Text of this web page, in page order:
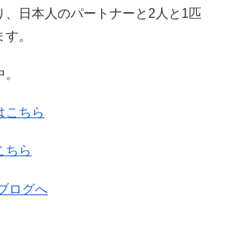
、日本人のパートナーと2人と1匹
。
こちら
ちら